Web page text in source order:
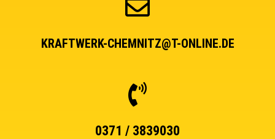
KRAFTWERK-CHEMNITZ@T-ONLINE.DE
0371 / 3839030